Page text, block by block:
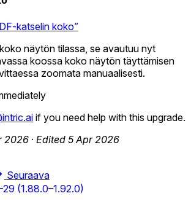
katselin koko”
näytön tilassa, se avautuu nyt
koossa koko näytön täyttämisen
zoomata manuaalisesti.
if you need help with this upgrade.
2026 · Edited 5 Apr 2026
Seuraava
(1.88.0–1.92.0)